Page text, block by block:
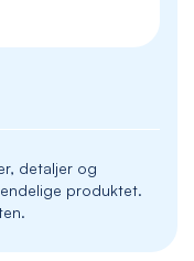
detaljer og
produktet.